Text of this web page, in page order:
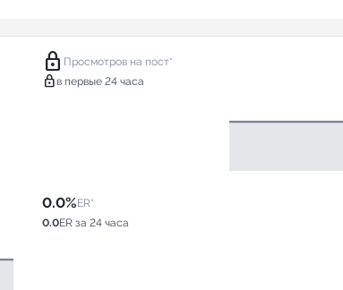
lock Просмотров на пост*
lock в первые 24 часа
0.0%ER*
0.0ER за 24 часа